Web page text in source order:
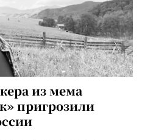
из мема
пригрозили